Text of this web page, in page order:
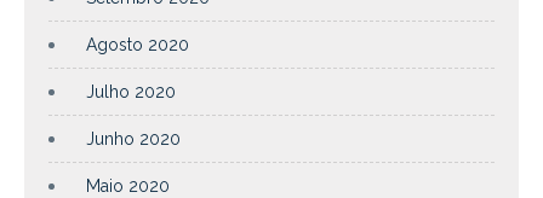
Agosto 2020
Julho 2020
Junho 2020
Maio 2020